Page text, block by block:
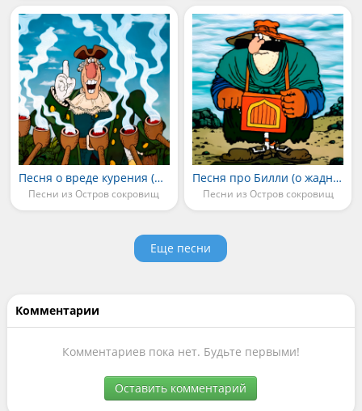
Песня о вреде курения (Колумб)
Песни из Остров сокровищ
Песня про Билли (о жадности)
Песни из Остров сокровищ
Еще песни
Комментарии
Комментариев пока нет. Будьте первыми!
Оставить комментарий